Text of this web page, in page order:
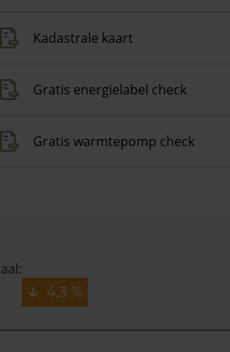
Kadastrale kaart
Gratis energielabel check
Gratis warmtepomp check
4,3 %